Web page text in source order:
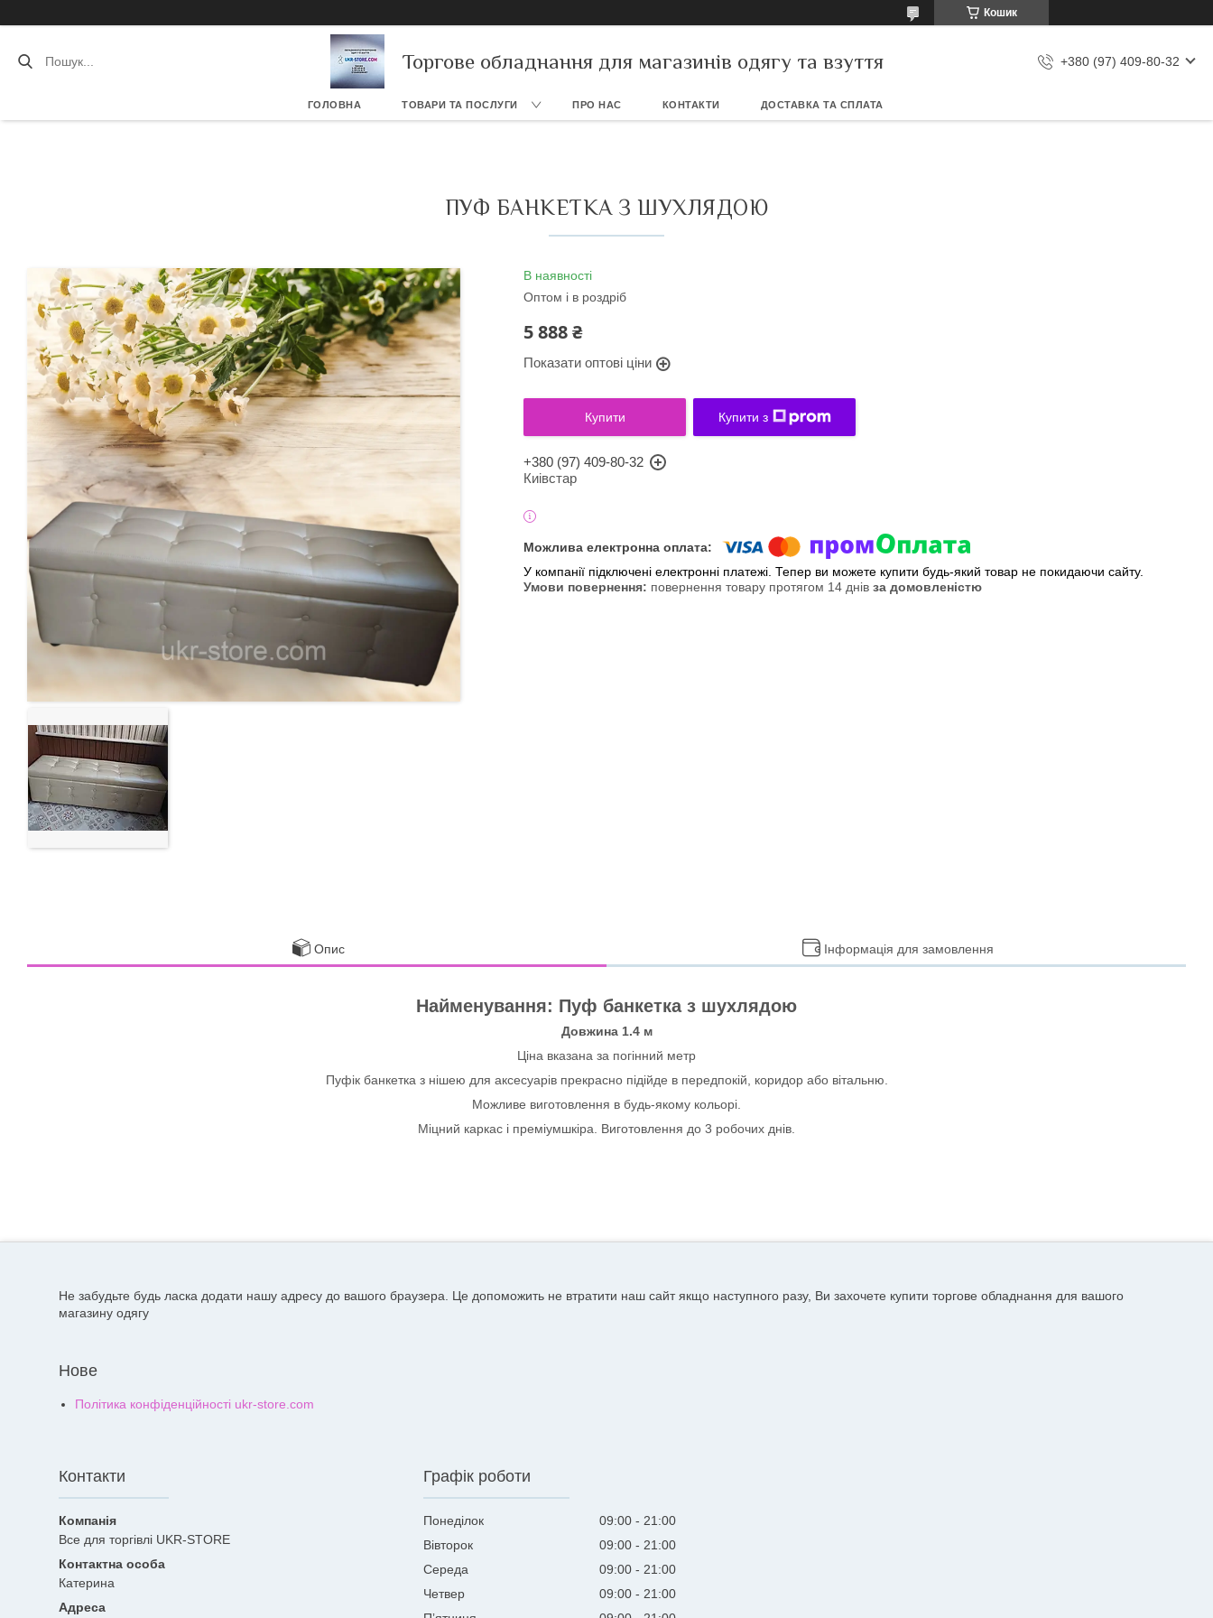
Кошик
Торгове обладнання для магазинів одягу та взуття +380 (97) 409-80-32
ГОЛОВНА ТОВАРИ ТА ПОСЛУГИ ПРО НАС КОНТАКТИ ДОСТАВКА ТА СПЛАТА
ПУФ БАНКЕТКА З ШУХЛЯДОЮ
В наявності
Оптом і в роздріб
5 888 ₴
Показати оптові ціни
Купити Купити з
+380 (97) 409-80-32
Киівстар
У компанії підключені електронні платежі. Тепер ви можете купити будь-який товар не покидаючи сайту.
повернення товару протягом 14 днів за домовленістю
Опис Інформація для замовлення
Найменування: Пуф банкетка з шухлядою
Довжина 1.4 м
Ціна вказана за погінний метр
Пуфік банкетка з нішею для аксесуарів прекрасно підійде в передпокій, коридор або вітальню.
Можливе виготовлення в будь-якому кольорі.
Міцний каркас і преміумшкіра. Виготовлення до 3 робочих днів.
Не забудьте будь ласка додати нашу адресу до вашого браузера. Це допоможить не втратити наш сайт якщо наступного разу, Ви захочете купити торгове обладнання для вашого
магазину одягу
Нове
Політика конфіденційності ukr-store.com
Контакти
Все для торгівлі UKR-STORE
Катерина
Графік роботи
Понеділок 09:00
21:00
Вівторок
09:00
21:00
Середа
09:00
21:00
Четвер
09:00
21:00